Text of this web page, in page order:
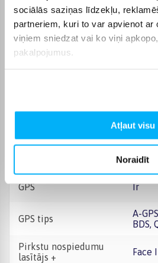
sociālās saziņas līdzekļu,
partneriem, kuri to var apvienot ar
viņiem sniedzat vai ko viņi
pakalpojumus.
Atļaut visu
Noraidīt
Bluetooth savienojums
128GB
Operatīvā atmiņa, (RAM) 6 GB
GPS Ir
GPS tips
A-GPS, GLONASS, GALILEO,
BDS,
Pirkstu nospiedumu
lasītājs +
Face